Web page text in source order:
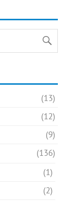
(13)
(12)
(9)
(136)
(1)
(2)